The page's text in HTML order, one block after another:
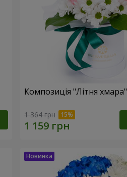
Композиція "Літня хмара"
1 364 грн